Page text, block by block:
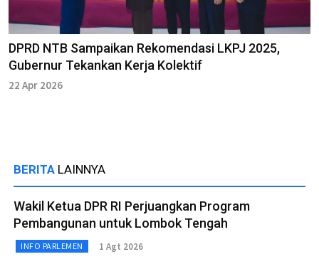
DPRD NTB Sampaikan Rekomendasi LKPJ 2025,
Gubernur Tekankan Kerja Kolektif
22 Apr 2026
BERITA LAINNYA
Wakil Ketua DPR RI Perjuangkan Program
Pembangunan untuk Lombok Tengah
INFO PARLEMEN 1 Agt 2026